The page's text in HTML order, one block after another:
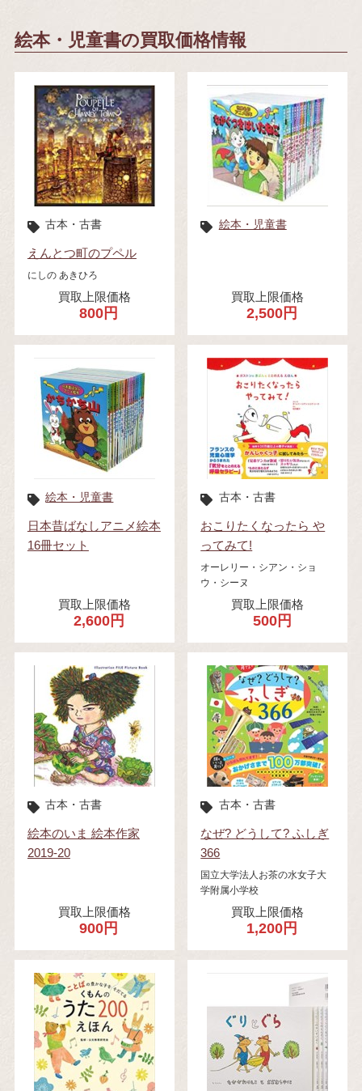
絵本・児童書の買取価格情報
古本・古書
えんとつ町のプペル
にしの あきひろ
買取上限価格
800円
絵本・児童書
買取上限価格
2,500円
絵本・児童書
日本昔ばなしアニメ絵本
16冊セット
買取上限価格
2,600円
古本・古書
おこりたくなったら や
ってみて!
オーレリー・シアン・ショ
ウ・シーヌ
買取上限価格
500円
古本・古書
絵本のいま 絵本作家
2019-20
買取上限価格
900円
古本・古書
なぜ? どうして? ふしぎ
366
国立大学法人お茶の水女子大
学附属小学校
買取上限価格
1,200円